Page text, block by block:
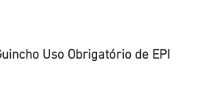
Uso Obrigatório de EPI